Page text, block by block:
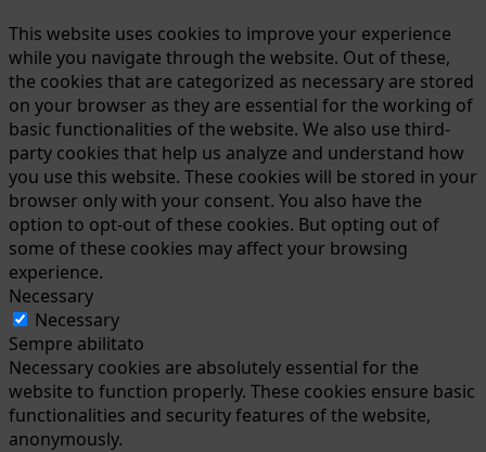
This website uses cookies to improve your experience
while you navigate through the website. Out of these,
the cookies that are categorized as necessary are stored
on your browser as they are essential for the working of
basic functionalities of the website. We also use third-
party cookies that help us analyze and understand how
you use this website. These cookies will be stored in your
browser only with your consent. You also have the
option to opt-out of these cookies. But opting out of
some of these cookies may affect your browsing
experience.
Necessary
Necessary
Sempre abilitato
Necessary cookies are absolutely essential for the
website to function properly. These cookies ensure basic
functionalities and security features of the website,
anonymously.